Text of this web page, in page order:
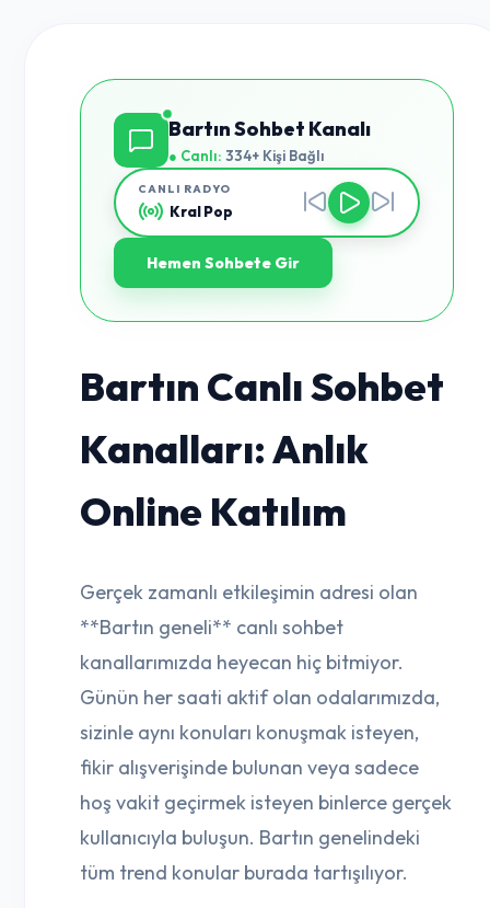
Bartın Sohbet Kanalı
● Canlı: 334+ Kişi Bağlı
CANLI RADYO
Kral Pop
Hemen Sohbete Gir
Bartın Canlı Sohbet
Kanalları: Anlık
Online Katılım
Gerçek zamanlı etkileşimin adresi olan
**Bartın geneli** canlı sohbet
kanallarımızda heyecan hiç bitmiyor.
Günün her saati aktif olan odalarımızda,
sizinle aynı konuları konuşmak isteyen,
fikir alışverişinde bulunan veya sadece
hoş vakit geçirmek isteyen binlerce gerçek
kullanıcıyla buluşun. Bartın genelindeki
tüm trend konular burada tartışılıyor.